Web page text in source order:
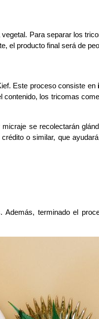
Para separar los
el producto final será de
Este proceso consiste en
los tricomas
se recolectarán
o similar, que
terminado el